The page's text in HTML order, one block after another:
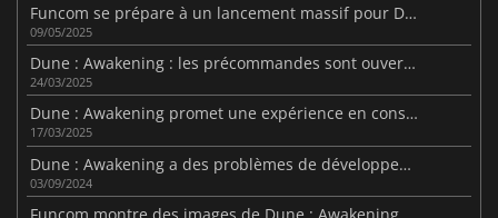
Funcom se prépare à un lancement massif pour Dune : Awakening
09/05/2025
Dune : Awakening : les précommandes sont ouvertes
24/03/2025
Dune : Awakening promet une expérience en constante évolution
17/03/2025
Dune : Awakening a des problèmes de développement
03/09/2024
Funcom montre des images de Dune : Awakening